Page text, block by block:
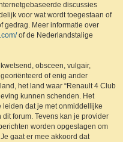
discussies
voor wat wordt toegestaan of
gedrag. Meer informatie over
of de Nederlandstalige
obsceen, vulgair,
of enig ander
het land waar “Renault 4 Club
kunnen schenden. Het
dat je met onmiddellijke
forum. Tevens kan je provider
worden opgeslagen om
gaat er mee akkoord dat